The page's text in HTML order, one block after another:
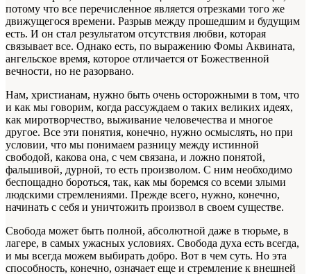
потому что все перечисленное является отрезками того же
движущегося времени. Разрыв между прошедшим и будущим
есть. И он стал результатом отсутствия любви, которая
связывает все. Однако есть, по выражению Фомы Аквината,
ангельское время, которое отличается от Божественной
вечности, но не разорвано.
Нам, христианам, нужно быть очень осторожными в том, что
и как мы говорим, когда рассуждаем о таких великих идеях,
как миротворчество, выживание человечества и многое
другое. Все эти понятия, конечно, нужно осмыслять, но при
условии, что мы понимаем разницу между истинной
свободой, какова она, с чем связана, и ложно понятой,
фальшивой, дурной, то есть произволом. С ним необходимо
беспощадно бороться, так, как мы боремся со всеми злыми
людскими стремлениями. Прежде всего, нужно, конечно,
начинать с себя и уничтожить произвол в своем существе.
Свобода может быть полной, абсолютной даже в тюрьме, в
лагере, в самых ужасных условиях. Свобода духа есть всегда,
и мы всегда можем выбирать добро. Вот в чем суть. Но эта
способность, конечно, означает еще и стремление к внешней